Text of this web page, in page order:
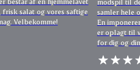
frisk salat og vores saftige
Velbekomme!
modspil til
samler hele
En
er oplagt til
for dig og